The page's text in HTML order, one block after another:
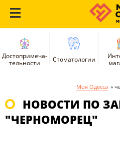
Достопримеча-
тельности
Стоматологии
Моя Одесса »
НОВОСТИ ПО
"ЧЕРНОМОРЕЦ"